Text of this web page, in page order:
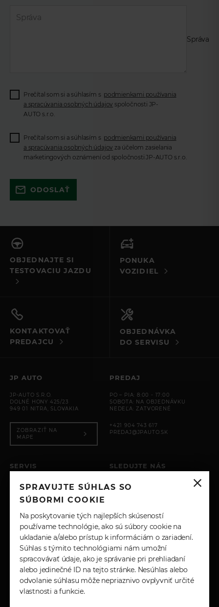
SPRAVUJTE SÚHLAS SO
SÚBORMI COOKIE
Na poskytovanie tých najlepších skúseností
používame technológie, ako sú súbory cookie na
ukladanie a/alebo prístup k informáciám o zariadení.
Súhlas s týmito technológiami nám umožní
spracovávať údaje, ako je správanie pri prehliadaní
alebo jedinečné ID na tejto stránke. Nesúhlas alebo
odvolanie súhlasu môže nepriaznivo ovplyvniť určité
vlastnosti a funkcie.
Správa
Prečítal som si a súhlasím s podmienkami používania
a spracúvania osobných údajov spoločnosti JP-
AUTO s.r.o.
Prečítal som si a súhlasím s podmienkami používania
a spracúvania osobných údajov za účelom zasielania
marketingových oznámení od spoločnosti JP-AUTO s.r.o.
vyplnili všetky povinné polia. Ak to
ODOSLAŤ
OBJEDNAJTE SI
TESTOVACIU JAZDU
PONUKA
VOZIDIEL
KONTAKTOVAŤ
PREDAJCU
OBJEDNÁVKA
DO SERVISU
JP AUTO
JP-AUTO S.R.O.
DOLNÉ HONY 425/23
949 01 NITRA, SLOVAKIA
ZOBRAZIŤ NA
MAPE
PREDAJ
PO – PIA: 8:00 - 17:00
SOBOTA: NA OBJEDNÁVKU
NEDEĽA: ZATVORENÉ
+421 904 743 617
PREDAJ@JPAUTO.SK
SERVIS
PO – PIA: 8:00 - 17:00
SOBOTA: ZATVORENÉ
NEDEĽA: ZATVORENÉ
+421 904 743 617
SERVIS@JPAUTO.SK
SLEDUJTE NÁS
FACEBOOK
LINKEDIN
YOUTUBE